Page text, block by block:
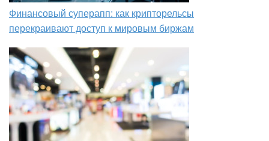
Финансовый суперапп: как крипторельсы
перекраивают доступ к мировым биржам